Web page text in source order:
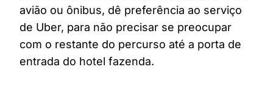
avião ou ônibus, dê preferência ao serviço
de Uber, para não precisar se preocupar
com o restante do percurso até a porta de
entrada do hotel fazenda.